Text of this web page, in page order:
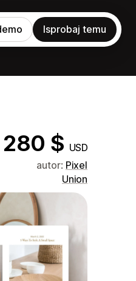
Isprobaj temu
280 $ USD
autor: Pixel
Union